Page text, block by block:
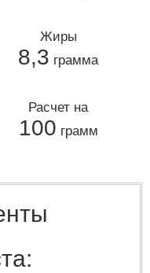
Жиры
8,3 грамма
Расчет на
100 грамм